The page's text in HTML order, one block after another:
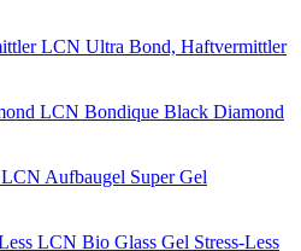
LCN Ultra Bond, Haftvermittler
LCN Bondique Black Diamond
LCN Aufbaugel Super Gel
LCN Bio Glass Gel Stress-Less